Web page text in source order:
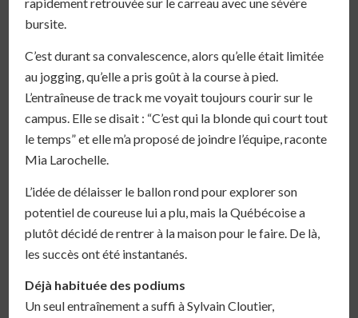
rapidement retrouvée sur le carreau avec une sévère
bursite.
C’est durant sa convalescence, alors qu’elle était limitée
au jogging, qu’elle a pris goût à la course à pied.
L’entraîneuse de track me voyait toujours courir sur le
campus. Elle se disait : “C’est qui la blonde qui court tout
le temps” et elle m’a proposé de joindre l’équipe, raconte
Mia Larochelle.
L’idée de délaisser le ballon rond pour explorer son
potentiel de coureuse lui a plu, mais la Québécoise a
plutôt décidé de rentrer à la maison pour le faire. De là,
les succès ont été instantanés.
Déjà habituée des podiums
Un seul entraînement a suffi à Sylvain Cloutier,